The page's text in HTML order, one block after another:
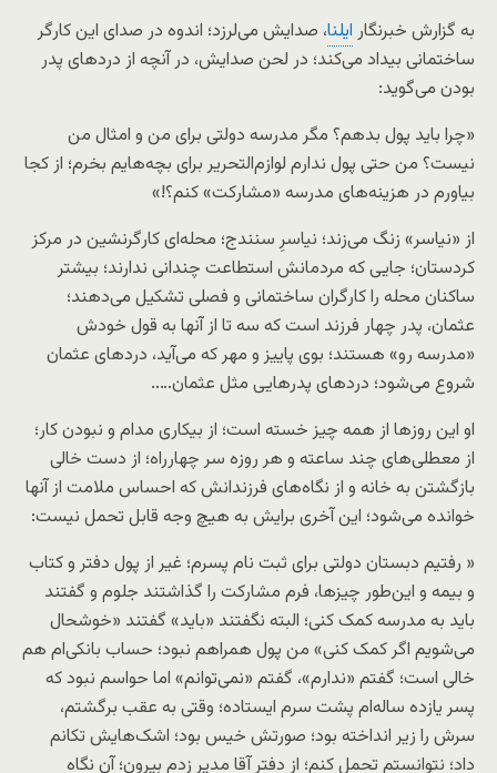
به گزارش خبرنگار ایلنا، صدایش می‌لرزد؛ اندوه در صدای این کارگر
ساختمانی بیداد می‌کند؛ در لحن صدایش، در آنچه از دردهای پدر
بودن می‌گوید:
«چرا باید پول بدهم؟ مگر مدرسه دولتی برای من و امثال من
نیست؟ من حتی پول ندارم لوازم‌التحریر برای بچه‌هایم بخرم؛ از کجا
بیاورم در هزینه‌های مدرسه «مشارکت» کنم؟!»
از «نیاسر» زنگ می‌زند؛ نیاسرِ سنندج؛ محله‌ای کارگرنشین در مرکز
کردستان؛ جایی که مردمانش استطاعت چندانی ندارند؛ بیشتر
ساکنان محله را کارگران ساختمانی و فصلی تشکیل می‌دهند؛
عثمان، پدر چهار فرزند است که سه تا از آنها به قول خودش
«مدرسه رو» هستند؛ بوی پاییز و مهر که می‌آید، دردهای عثمان
شروع می‌شود؛ دردهای پدرهایی مثل عثمان…..
او این روزها از همه چیز خسته است؛ از بیکاری مدام و نبودن کار؛
از معطلی‌های چند ساعته و هر روزه سر چهارراه؛ از دست خالی
بازگشتن به خانه و از نگاه‌های فرزندانش که احساس ملامت از آنها
خوانده می‌شود؛ این آخری برایش به هیچ وجه قابل تحمل نیست:
« رفتیم دبستان دولتی برای ثبت نام پسرم؛ غیر از پول دفتر و کتاب
و بیمه و این‌طور چیزها، فرم مشارکت را گذاشتند جلوم و گفتند
باید به مدرسه کمک کنی؛ البته نگفتند «باید» گفتند «خوشحال
می‌شویم اگر کمک کنی» من پول همراهم نبود؛ حساب بانکی‌ام هم
خالی است؛ گفتم «ندارم»، گفتم «نمی‌توانم» اما حواسم نبود که
پسر یازده ساله‌ام پشت سرم ایستاده؛ وقتی به عقب برگشتم،
سرش را زیر انداخته بود؛ صورتش خیس بود؛ اشک‌هایش تکانم
داد؛ نتوانستم تحمل کنم؛ از دفتر آقا مدیر زدم بیرون؛ آن نگاه